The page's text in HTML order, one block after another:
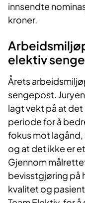
innsendte
kroner.
elektiv
Årets
sengepost.
lagt vekt på at
periode for å
fokus mot
og at det ikke er
Gjennom
bevisstgjøring på
kvalitet og